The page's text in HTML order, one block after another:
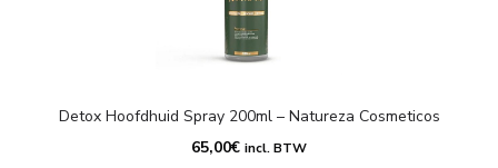
Detox Hoofdhuid Spray 200ml – Natureza Cosmeticos
65,00€ incl. BTW